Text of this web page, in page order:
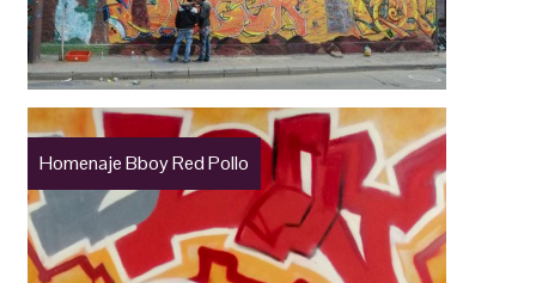
Homenaje Bboy Red Pollo